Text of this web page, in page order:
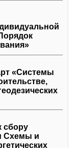
«Системы
сбору
Схемы и